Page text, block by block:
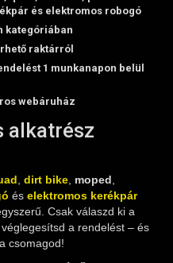
kategóriában
raktárról
1 munkanapon belül
webáruház
éselektromos kerékpár
Csak válaszd ki a
a rendelést – és
csomagod!
szakértőink